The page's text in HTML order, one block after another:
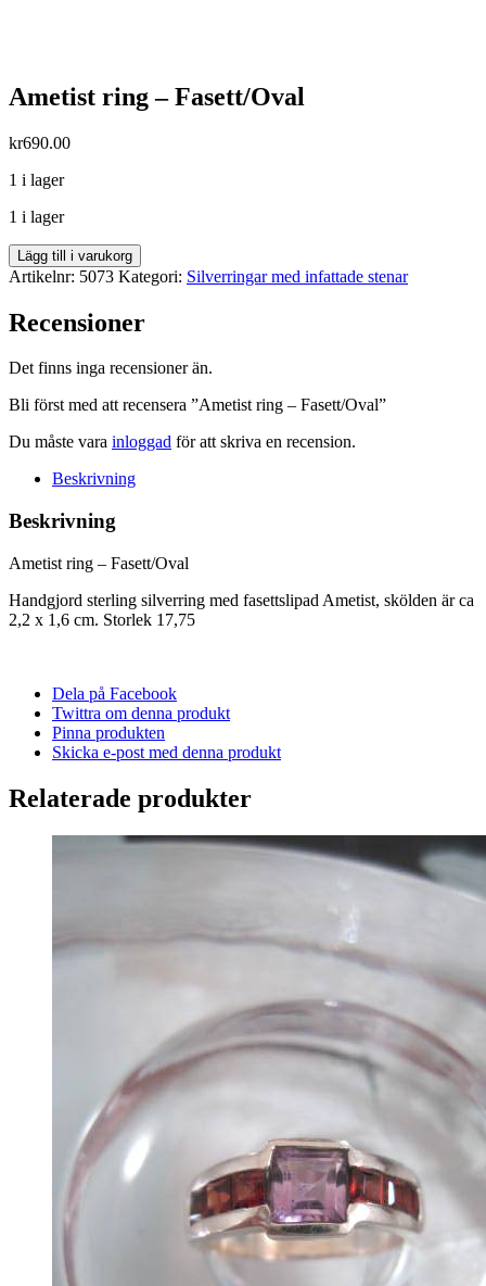
Ametist ring – Fasett/Oval
kr690.00
1 i lager
1 i lager
Ametist
ring
Fasett/Oval
mängd
Lägg till i varukorg
Artikelnr: 5073 Kategori: Silverringar med infattade stenar
Recensioner
Det finns inga recensioner än.
Bli först med att recensera ”Ametist ring – Fasett/Oval”
Du måste vara inloggad för att skriva en recension.
Beskrivning
Beskrivning
Ametist ring – Fasett/Oval
Handgjord sterling silverring med fasettslipad Ametist, skölden är ca
2,2 x 1,6 cm. Storlek 17,75
Dela på Facebook
Twittra om denna produkt
Pinna produkten
Skicka e-post med denna produkt
Relaterade produkter